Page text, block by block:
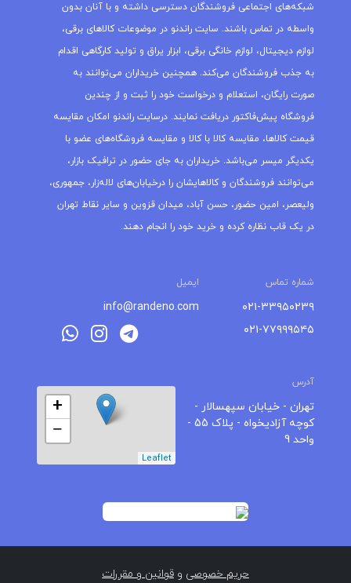
شبکه‌های اجتماعی فروشندگان دسترسی داشته و با آنان بدون
واسطه در تماس باشند. سایت راندنو در موضوعات کالاهای برقی،
لوازم دیجیتال، لوازم خانگی برقی، ابزار یراق و تولید کارگاهی اقدام
به جذب فروشندگان می‌کند. همچنین خریداران می‌توانند به
صورت رایگان، استعلام و درخواست خود را ثبت و از چندین
فروشگاه پیش‌فاکتور دریافت نمایند. درسایت راندنو امکان مقایسه
قیمت کالاها، مقایسه کالا با کالا و مقایسه فروشگاه‌های عضو با
یکدیگر میسر می‌باشد. خریداران به جای حضور در ترافیک بازار،
می‌توانند فروشندگان و کالاهایشان را درخیابان‌های لاله‌زار، جمهوری،
ولیعصر، امین حضور، حسن آباد، میدان قزوین و سایر نقاط تهران
در یک قاب نظاره کرده و خرید خود را انجام دهند.
شماره تماس ایمیل
۰۲۱-۳۳۹۵۰۲۳۹
۰۲۱-۷۷۹۹۹۵۴۵
info@randeno.com
آدرس
تهران - خیابان سپهسالار -
کوچه آزادیخواه - پلاک 55 -
واحد 9
+
−
Leaflet
حریم خصوصی و قوانین و مقررات